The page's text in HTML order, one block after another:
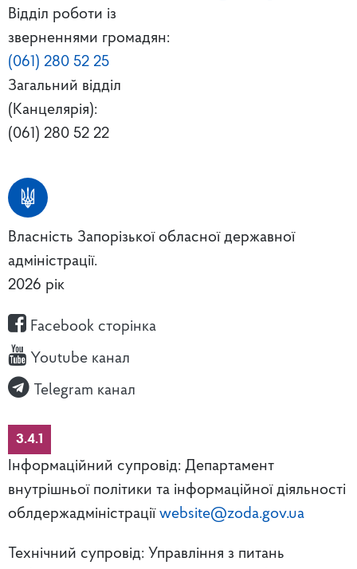
Відділ роботи із
зверненнями громадян:
(061) 280 52 25
Загальний відділ
(Канцелярія):
(061) 280 52 22
Власність Запорізької обласної державної
адміністрації.
2026 рік
Facebook сторінка
Youtube канал
Telegram канал
3.4.1
Інформаційний супровід: Департамент
внутрішньої політики та інформаційної діяльності
облдержадміністрації website@zoda.gov.ua
Технічний супровід: Управління з питань